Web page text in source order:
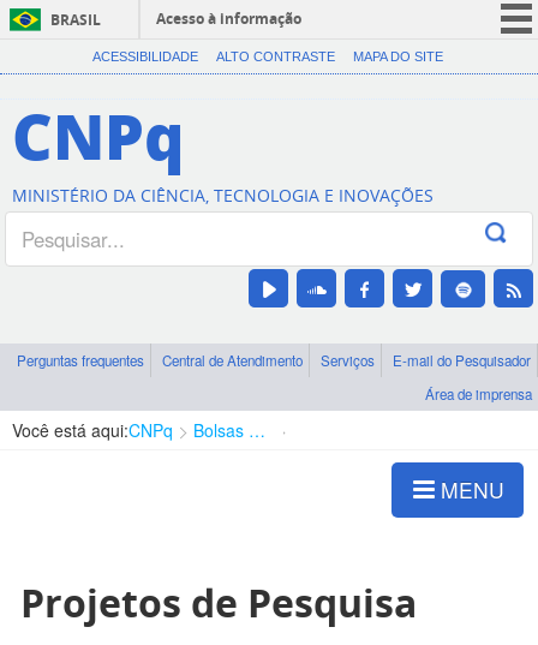
BRASIL
Acesso à informação
CORONAVÍRUS (COVID-19)
Canais
ACESSIBILIDADE ALTO CONTRASTE MAPA DO SITE
CNPq
MINISTÉRIO DA CIÊNCIA, TECNOLOGIA E INOVAÇÕES
Perguntas frequentes Central de Atendimento Serviços
E-mail do Pesquisador
Área de imprensa
Você está aqui:CNPq Bolsas e Auxílios Vigentes
MENU
Projetos de Pesquisa